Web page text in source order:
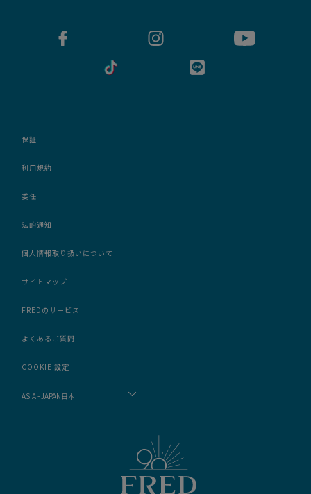
保証
利用規約
委任
法的通知
個人情報取り扱いについて
サイトマップ
FREDのサービス
よくあるご質問
COOKIE 設定
ASIA - JAPAN日本